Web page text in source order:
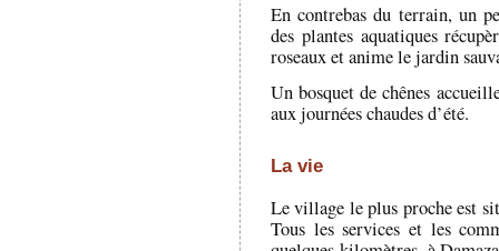
En contrebas du terrain, un
des plantes aquatiques
roseaux et anime le jardin
Un bosquet de chênes
aux journées chaudes d’été.
La vie
Le village le plus proche est
Tous les services et les